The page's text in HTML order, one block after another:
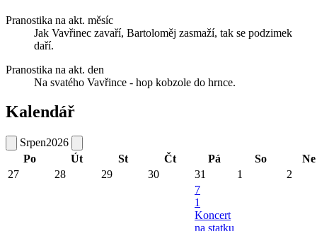
Pranostika na akt. měsíc
Jak Vavřinec zavaří, Bartoloměj zasmaží, tak se podzimek
daří.
Pranostika na akt. den
Na svatého Vavřince - hop kobzole do hrnce.
Kalendář
Srpen2026
Po
Út St Čt Pá So
Ne
27
28 29 30 31 1 2
7
1
Koncert
na statku